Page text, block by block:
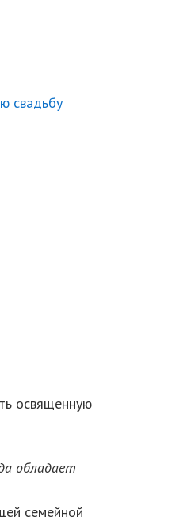
освященную
обладает
семейной